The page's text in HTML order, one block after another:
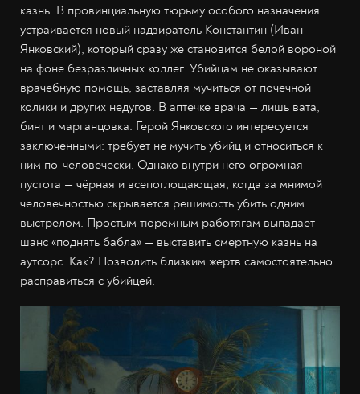
казнь. В провинциальную тюрьму особого назначения
устраивается новый надзиратель Константин (Иван
Янковский), который сразу же становится белой вороной
на фоне безразличных коллег. Убийцам не оказывают
врачебную помощь, заставляя мучиться от почечной
колики и других недугов. В аптечке врача — лишь вата,
бинт и марганцовка. Герой Янковского интересуется
заключёнными: требует не мучить убийц и относиться к
ним по-человечески. Однако внутри него огромная
пустота — чёрная и всепоглощающая, когда за мнимой
человечностью скрывается решимость убить одним
выстрелом. Простым тюремным работягам выпадает
шанс «поднять бабла» — выставить смертную казнь на
аутсорс. Как? Позволить близким жертв самостоятельно
расправиться с убийцей.